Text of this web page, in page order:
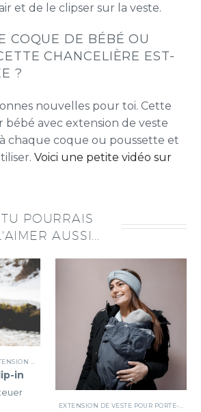
et de le clipser sur la veste.
COQUE DE BÉBÉ OU
CHANCELIÈRE EST-
?
nouvelles pour toi. Cette
avec extension de veste
chaque coque ou poussette et
Voici une petite vidéo sur
TU POURRAIS
AUSSI...
FONCTION SAC DE COUCHAGE POUR POUSSETTES
in
EXTENSION DE VESTE POUR PORTE-BÉBÉ